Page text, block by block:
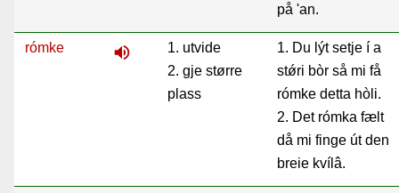
på 'an.
rómke volume_up
1. utvide
2. gje større
plass
1. Du lýt setje í a
stǿri bòr så mi få
rómke detta hòli.
2. Det rómka fælt
då mi finge út den
breie kvílâ.